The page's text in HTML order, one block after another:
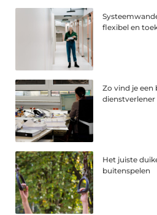
flexibel en
Zo vind je een
Het juiste
buitenspelen